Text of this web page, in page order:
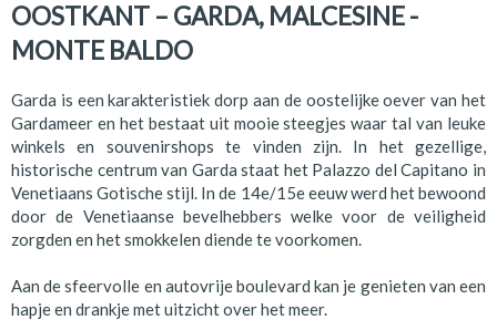
OOSTKANT – GARDA, MALCESINE -
MONTE BALDO
Garda is een karakteristiek dorp aan de oostelijke oever van het
Gardameer en het bestaat uit mooie steegjes waar tal van leuke
winkels en souvenirshops te vinden zijn. In het gezellige,
historische centrum van Garda staat het Palazzo del Capitano in
Venetiaans Gotische stijl. In de 14e/15e eeuw werd het bewoond
door de Venetiaanse bevelhebbers welke voor de veiligheid
zorgden en het smokkelen diende te voorkomen.
Aan de sfeervolle en autovrije boulevard kan je genieten van een
hapje en drankje met uitzicht over het meer.